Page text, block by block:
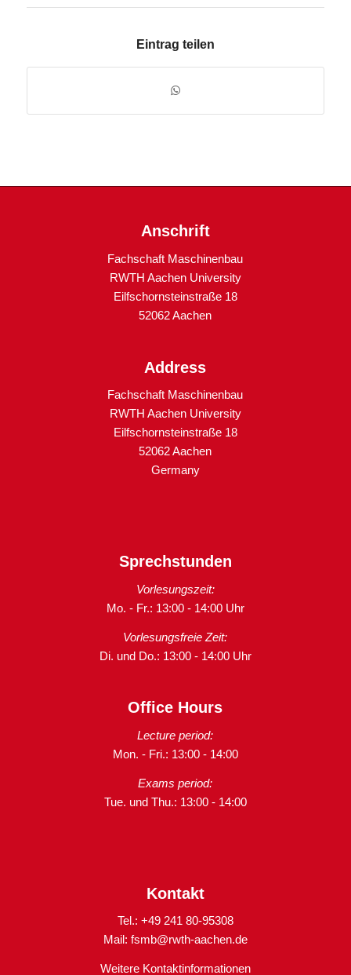
Eintrag teilen
Anschrift
Fachschaft Maschinenbau
RWTH Aachen University
Eilfschornsteinstraße 18
52062 Aachen
Address
Fachschaft Maschinenbau
RWTH Aachen University
Eilfschornsteinstraße 18
52062 Aachen
Germany
Sprechstunden
Vorlesungszeit:
Mo. - Fr.: 13:00 - 14:00 Uhr
Vorlesungsfreie Zeit:
Di. und Do.: 13:00 - 14:00 Uhr
Office Hours
Lecture period:
Mon. - Fri.: 13:00 - 14:00
Exams period:
Tue. und Thu.: 13:00 - 14:00
Kontakt
Tel.: +49 241 80-95308
Mail: fsmb@rwth-aachen.de
Weitere Kontaktinformationen